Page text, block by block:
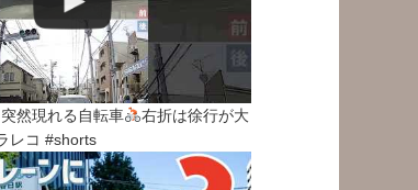
然現れる自転車
右折は徐行が大
レコ #shorts